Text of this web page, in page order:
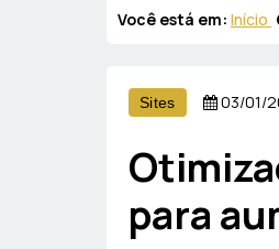
Você está em: Início
Sites 03/01/
para